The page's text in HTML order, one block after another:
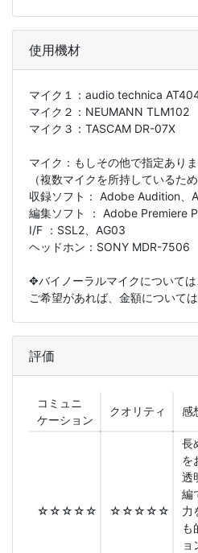
使用機材
マイク１： audio technica
マイク２： NEUMANN TLM102
マイク３： TASCAM DR-07X
マイク：もしその他で指定あり
（複数マイクを所持しているため
収録ソフト： Adobe Audition、
編集ソフト ： Adobe Premiere
I/F ：SSL2、AG03
ヘッドホン：SONY MDR-7506
✥バイノーラルマイクについて
ご希望があれば、金額について
評価
コミュニ
ケーション
クオリティ 感
☆☆☆☆☆ ☆☆☆☆☆
長
を
透
編
力
も
ョ